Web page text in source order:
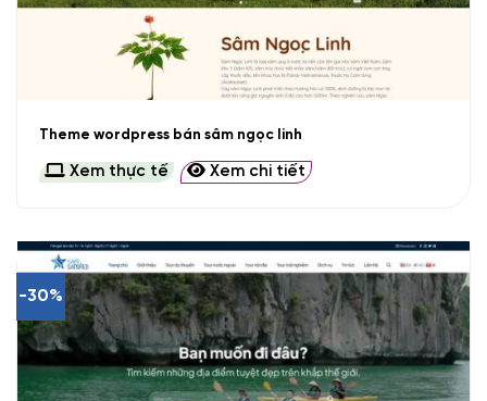
Theme wordpress bán sâm ngọc linh
Xem thực tế Xem chi tiết
-30%